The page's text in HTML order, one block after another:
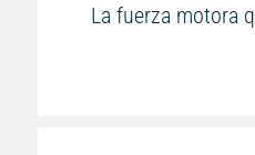
La fuerza motora